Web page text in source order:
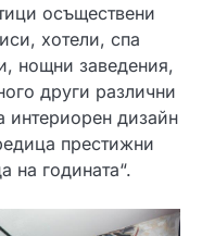
осъществени
хотели, спа
нощни заведения,
други различни
интериорен дизайн
престижни
на годината“.